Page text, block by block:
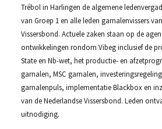
Trébol in Harlingen de algemene
van Groep 1 en alle leden garnalenvissers
Vissersbond. Actuele zaken staan op de
ontwikkelingen rondom Vibeg inclusief de
State en Nb-wet, het productie- en
garnalen, MSC garnalen,
garnalenpuls, implementatie Blackbox en
van de Nederlandse Vissersbond. Leden
uitnodiging.